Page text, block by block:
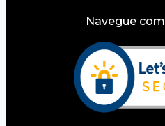
Navegue